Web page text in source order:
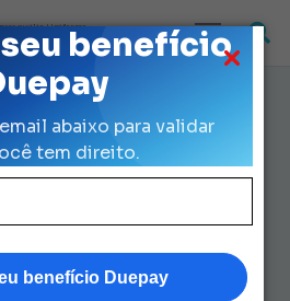
benefício
abaixo para validar
tem direito.
benefício Duepay
auxilio Uniforme
de São Paulo
Uniforme
SP: Compre com